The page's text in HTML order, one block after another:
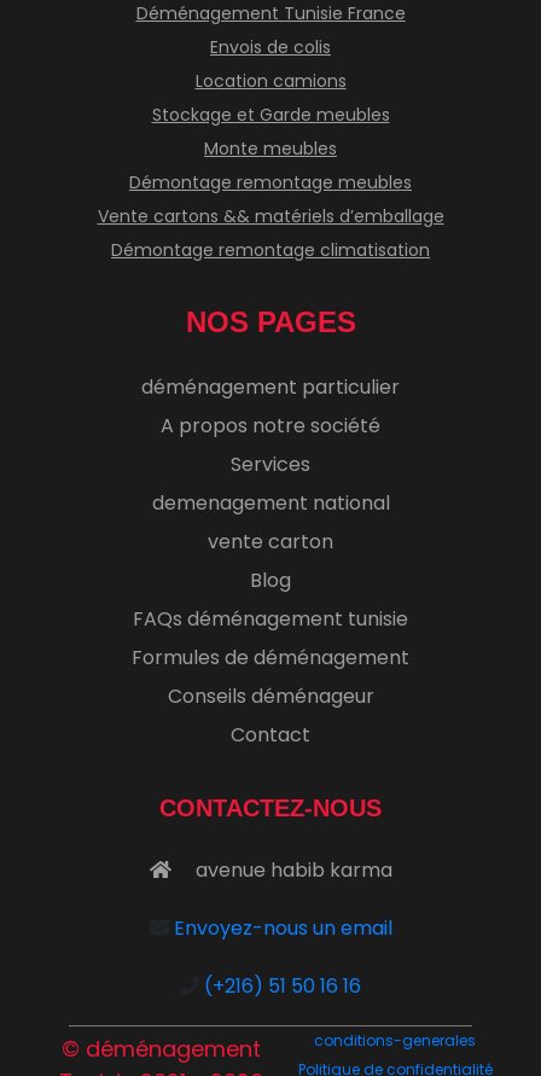
Déménagement Tunisie France
Envois de colis
Location camions
Stockage et Garde meubles
Monte meubles
Démontage remontage meubles
Vente cartons && matériels d’emballage
Démontage remontage climatisation
NOS PAGES
déménagement particulier
A propos notre société
Services
demenagement national
vente carton
Blog
FAQs déménagement tunisie
Formules de déménagement
Conseils déménageur
Contact
CONTACTEZ-NOUS
avenue habib karma
Envoyez-nous un email
(+216) 51 50 16 16
© déménagement
conditions-generales
Politique de confidentialité